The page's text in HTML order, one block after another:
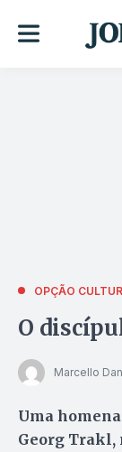
OPÇÃO
O
Marcello
Uma
Georg Trakl,